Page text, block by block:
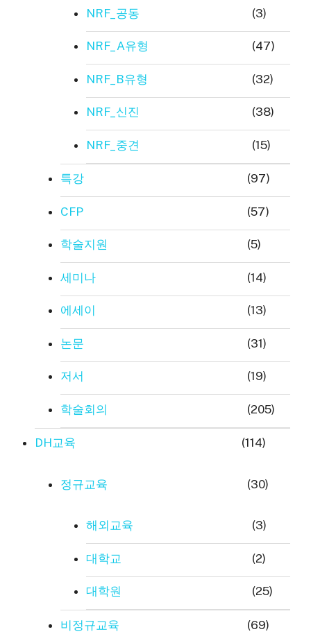
NRF_공동 (3)
NRF_A유형 (47)
NRF_B유형 (32)
NRF_신진 (38)
NRF_중견 (15)
특강 (97)
CFP (57)
학술지원 (5)
세미나 (14)
에세이 (13)
논문 (31)
저서 (19)
학술회의 (205)
DH교육 (114)
정규교육 (30)
해외교육 (3)
대학교 (2)
대학원 (25)
비정규교육 (69)